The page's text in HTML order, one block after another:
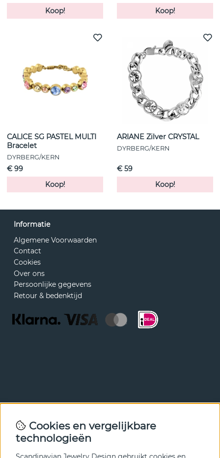
Koop!
Koop!
CALICE SG PASTEL MULTI
Bracelet
DYRBERG/KERN
€ 99
Koop!
ARIANE Zilver CRYSTAL
DYRBERG/KERN
€ 59
Koop!
Informatie
Algemene Voorwaarden
Contact
Cookies
Over ons
Persoonlijke gegevens
Retour & bedenktijd
Met onze nieuwsbrief ben je als eerste op de hoogte van
nieuws en aanbiedingen. Meld je hieronder aan.
Cookies en vergelijkbare
technologieën